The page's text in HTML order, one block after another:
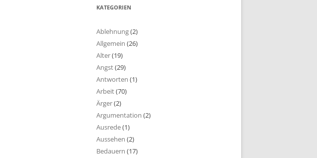
KATEGORIEN
Ablehnung(2)
Allgemein (26)
Alter(19)
Angst(29)
Antworten (1)
Arbeit(70)
Ärger(2)
Argumentation (2)
Ausrede(1)
Aussehen (2)
Bedauern (17)